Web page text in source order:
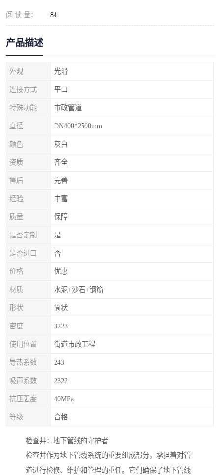
阅 读 量： 84
产品描述
外观 光滑
连接方式 平口
特殊功能 市政管道
直径 DN400*2500mm
颜色 灰白
资质 齐全
售后 完善
经验 丰富
质量 保障
是否定制 是
是否进口 否
价格 优惠
材质 水泥+沙石+钢筋
形状 筒状
密度 3223
使用位置 街道市政工程
导热系数 243
吸声系数 2322
抗压强度 40MPa
等级 合格
检查井：地下管线的守护者
检查井作为地下管线系统的重要组成部分，承担着对管
道进行检修、维护和管理的重任。它们确保了地下管线